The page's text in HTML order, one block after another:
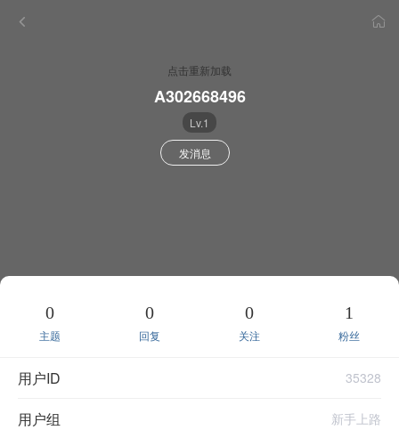
点击重新加载
A302668496
Lv.1
发消息
0
主题
0
回复
0
关注
1
粉丝
用户ID 35328
用户组 新手上路